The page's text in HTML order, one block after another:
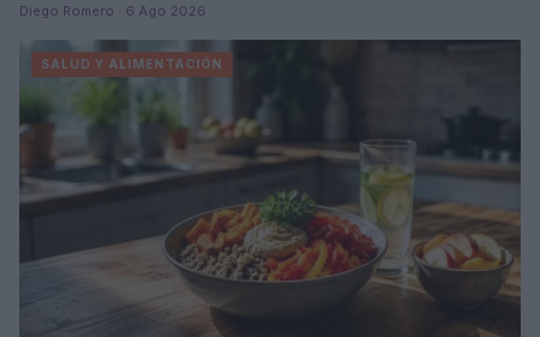
Diego Romero · 6 Ago 2026
SALUD Y ALIMENTACIÓN